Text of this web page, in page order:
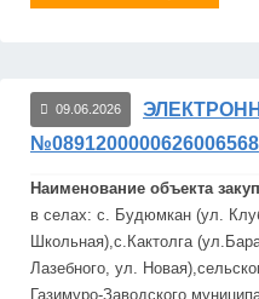
09.06.2026
№0891200000626006568
Наименование объекта
в селах: с. Будюмкан (ул.
Школьная),с.Кактолга
Лазебного, ул.
Газимуро-Заводского